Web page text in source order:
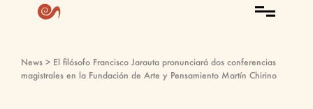
News > El filósofo Francisco Jarauta pronunciará dos conferencias
magistrales en la Fundación de Arte y Pensamiento Martín Chirino